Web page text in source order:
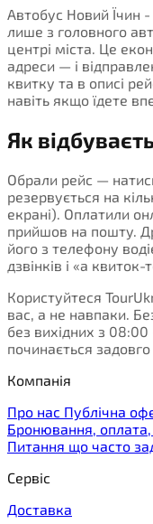
Автобус Новий Їчин
лише з головного
центрі міста. Це
адреси — і
квитку та в описі
навіть якщо їдете
Як
Обрали рейс —
резервується на
екрані). Оплатили
прийшов на пошту.
його з телефону
дзвінків і «а
Користуйтеся
вас, а не навпаки.
без вихідних з
починається
Компанія
Про нас Публічна
Бронювання,
Питання що часто
Сервіс
Доставка